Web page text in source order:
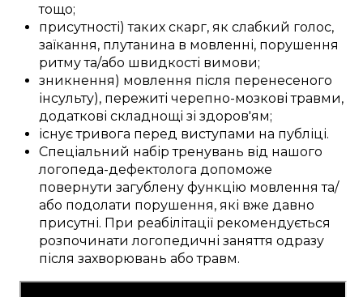
тощо;
присутності) таких скарг, як слабкий голос,
заїкання, плутанина в мовленні, порушення
ритмута/або швидкості вимови;
зникнення) мовлення після перенесеного
інсульту), пережиті черепно-мозкові травми,
додаткові складнощі зі здоров'ям;
існує тривога перед виступами на публіці.
Спеціальний набіртренувань від нашого
логопеда-дефектолога допоможе
повернути загублену функцію мовлення та/
або подолати порушення, які вже давно
присутні. При реабілітації рекомендується
розпочинати логопедичні заняття одразу
після захворювань або травм.